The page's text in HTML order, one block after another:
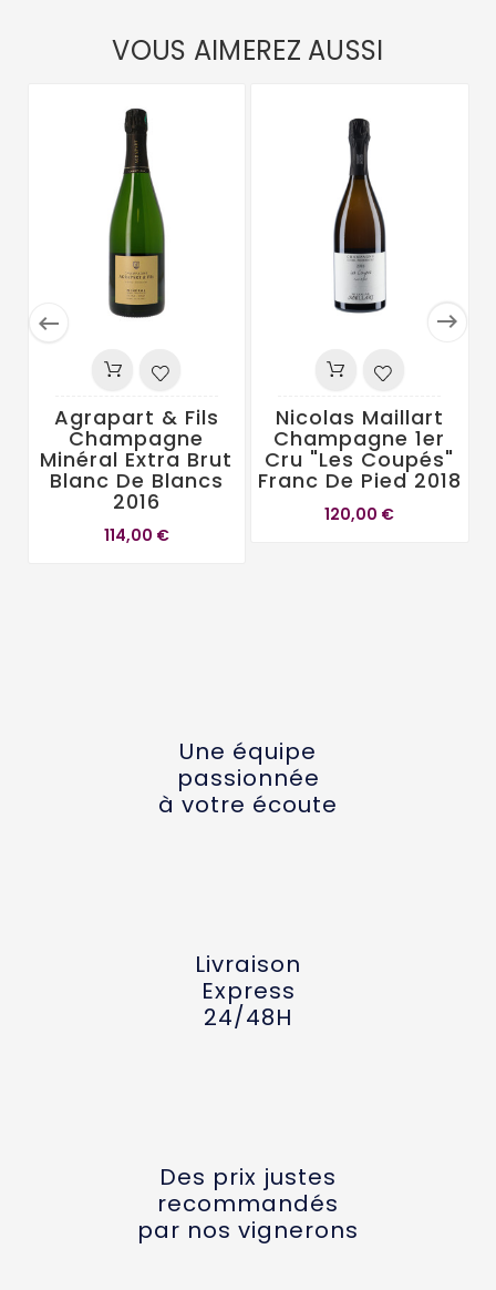
VOUS AIMEREZ AUSSI
 
Agrapart & Fils
Champagne
Minéral Extra Brut
Blanc De Blancs
2016
114,00 €
Nicolas Maillart
Champagne 1er
Cru "Les Coupés"
Franc De Pied 2018
120,00 €
Une équipe
passionnée
à votre écoute
Livraison
Express
24/48H
Des prix justes
recommandés
par nos vignerons